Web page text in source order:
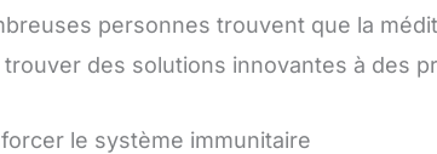
personnes trouvent que la
trouver des solutions innovantes à des
le système immunitaire